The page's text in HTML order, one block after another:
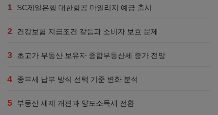
1 SC제일은행 대한항공 마일리지 예금 출시
2 건강보험 지급조건 갈등과 소비자 보호 문제
3 초고가 부동산 보유자 종합부동산세 증가 전망
4 종부세 납부 방식 선택 기준 변화 분석
5 부동산 세제 개편과 양도소득세 전환